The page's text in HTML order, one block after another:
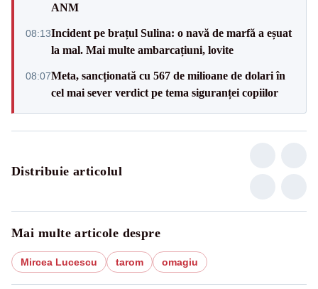
ANM
08:13Incident pe brațul Sulina: o navă de marfă a eșuat
la mal. Mai multe ambarcațiuni, lovite
08:07Meta, sancționată cu 567 de milioane de dolari în
cel mai sever verdict pe tema siguranței copiilor
Distribuie articolul
Mai multe articole despre
Mircea Lucescu tarom omagiu